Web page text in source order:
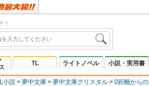
！
TL ライトノベル 小説・実用書
小説 夢中文庫 夢中文庫クリスタル 0距離から